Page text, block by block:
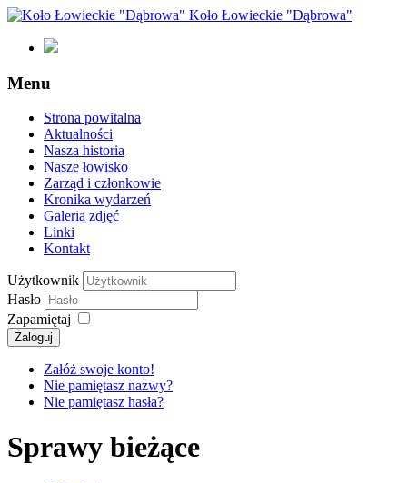
Koło Łowieckie "Dąbrowa"
Menu
Strona powitalna
Aktualności
Nasza historia
Nasze łowisko
Zarząd i członkowie
Kronika wydarzeń
Galeria zdjęć
Linki
Kontakt
Użytkownik
Hasło
Zapamiętaj
Załóż swoje konto!
Nie pamiętasz nazwy?
Nie pamiętasz hasła?
Sprawy bieżące